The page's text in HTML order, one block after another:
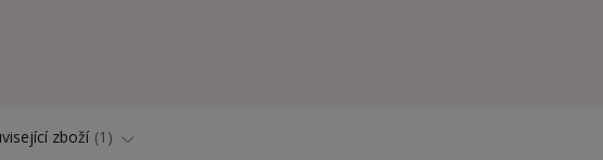
zboží 1